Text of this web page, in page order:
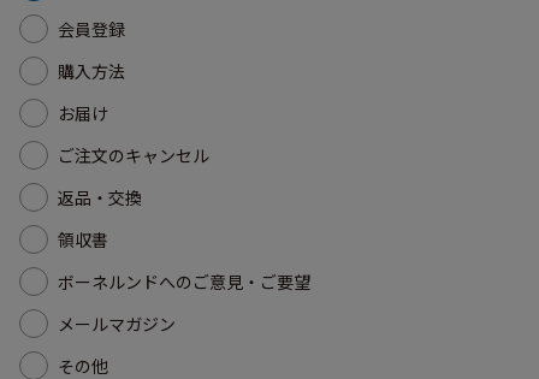
会員登録
購入方法
お届け
ご注文のキャンセル
返品・交換
領収書
ボーネルンドへのご意見・ご要望
メールマガジン
その他